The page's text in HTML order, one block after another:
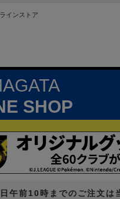
インストア
SHOP
午前10時までのご注文は